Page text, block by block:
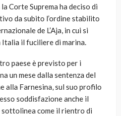
Corte Suprema ha deciso di
da subito l’ordine stabilito
de L’Aja, in cui si
il fuciliere di marina.
paese è previsto per i
un mese dalla sentenza del
alla Farnesina, sul suo profilo
soddisfazione anche il
come il rientro di